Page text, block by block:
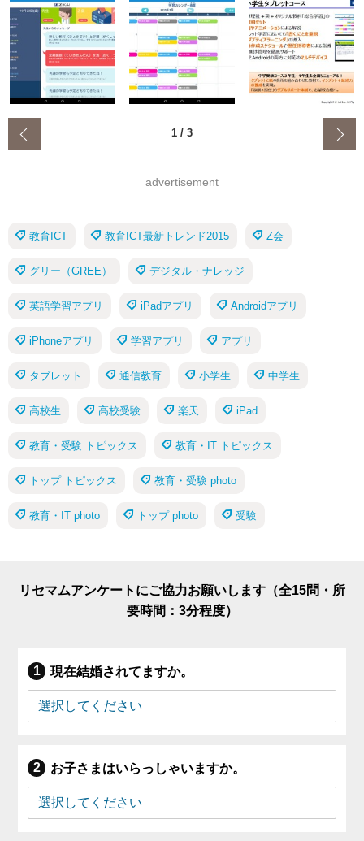
1 / 3
advertisement
教育ICT 教育ICT最新トレンド2015 Z会
グリー（GREE） デジタル・ナレッジ
英語学習アプリ iPadアプリ Androidアプリ
iPhoneアプリ 学習アプリ アプリ
タブレット 通信教育 小学生 中学生
高校生 高校受験 楽天 iPad
教育・受験 トピックス 教育・IT トピックス
トップ トピックス 教育・受験 photo
教育・IT photo トップ photo 受験
リセマムアンケートにご協力お願いします（全15問・所
要時間：3分程度）
現在結婚されてますか。
お子さまはいらっしゃいますか。